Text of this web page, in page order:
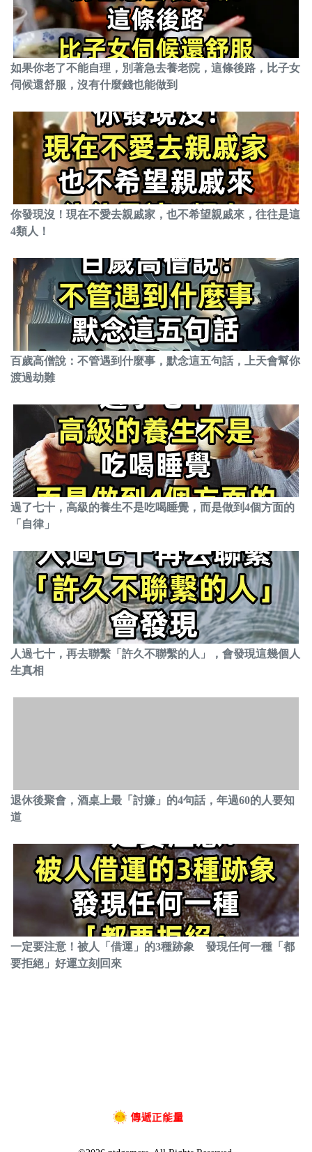
如果你老了不能自理，別著急去養老院，這條後路，比子女
伺候還舒服，沒有什麼錢也能做到
你發現沒！現在不愛去親戚家，也不希望親戚來，往往是這
4類人！
百歲高僧說：不管遇到什麼事，默念這五句話，上天會幫你
渡過劫難
過了七十，高級的養生不是吃喝睡覺，而是做到4個方面的
「自律」
人過七十，再去聯繫「許久不聯繫的人」，會發現這幾個人
生真相
退休後聚會，酒桌上最「討嫌」的4句話，年過60的人要知
道
一定要注意！被人「借運」的3種跡象 發現任何一種「都
要拒絕」好運立刻回來